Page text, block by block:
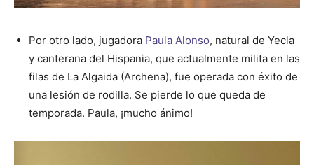
Por otro lado, jugadora Paula Alonso, natural de Yecla
y canterana del Hispania, que actualmente milita en las
filas de La Algaida (Archena), fue operada con éxito de
una lesión de rodilla. Se pierde lo que queda de
temporada. Paula, ¡mucho ánimo!